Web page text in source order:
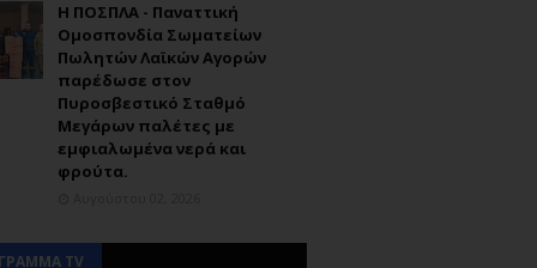
Η ΠΟΣΠΛΑ - Παναττική
Ομοσπονδία Σωματείων
Πωλητών Λαϊκών Αγορών
παρέδωσε στον
Πυροσβεστικό Σταθμό
Μεγάρων παλέτες με
εμφιαλωμένα νερά και
φρούτα.
TV